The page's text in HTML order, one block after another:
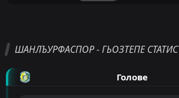
ШАНЛЪУРФАСПОР - ГЬОЗТЕПЕ
Голове